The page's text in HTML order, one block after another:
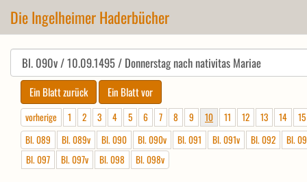
Die Ingelheimer Haderbücher
vorherige 1 2 3 4 5 6 7 8 9 10 11 12 13 14
15
Bl. 089
Bl. 089v Bl. 090 Bl. 090v Bl. 091 Bl. 091v Bl. 092
Bl.
Bl. 097
Bl. 097v Bl. 098 Bl. 098v